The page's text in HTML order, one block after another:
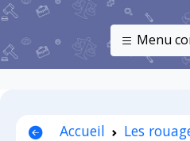
Menu
Accueil Les